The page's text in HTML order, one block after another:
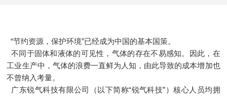
“节约资源，保护环境”已经成为中国的基本国策。
不同于固体和液体的可见性，气体的存在不易感知。因此，在
工业生产中，气体的浪费一直鲜为人知，由此导致的成本增加也
不曾纳入考量。
广东锐气科技有限公司（以下简称“锐气科技”）核心人员均拥